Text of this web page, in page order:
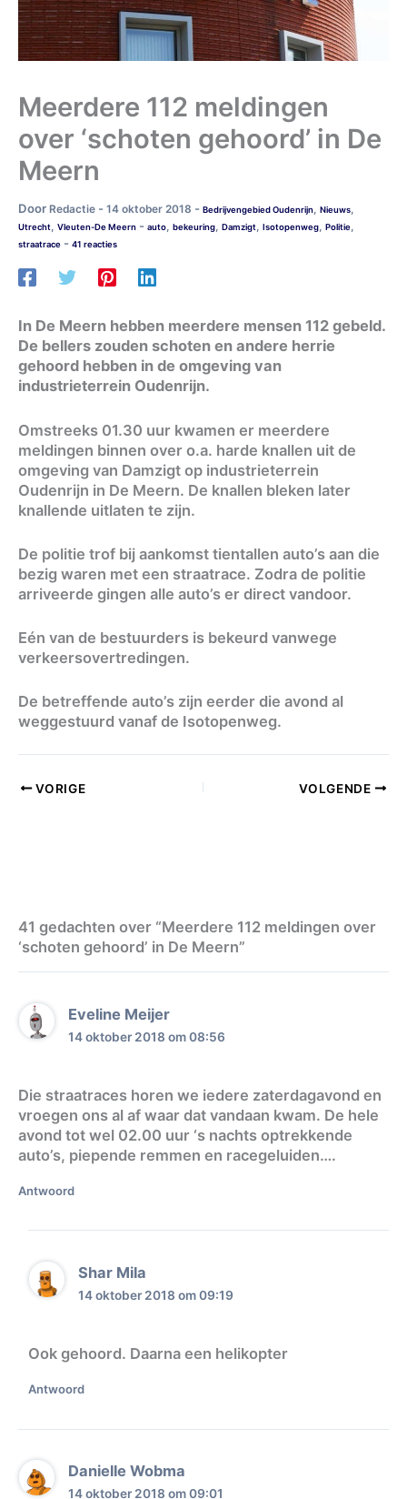
Meerdere 112 meldingen
over ‘schoten gehoord’ in De
Meern
Door Redactie - 14 oktober 2018 - Bedrijvengebied Oudenrijn, Nieuws,
Utrecht, Vleuten-De Meern - auto, bekeuring, Damzigt, Isotopenweg, Politie,
straatrace - 41 reacties
In De Meern hebben meerdere mensen 112 gebeld.
De bellers zouden schoten en andere herrie
gehoord hebben in de omgeving van
industrieterrein Oudenrijn.
Omstreeks 01.30 uur kwamen er meerdere
meldingen binnen over o.a. harde knallen uit de
omgeving van Damzigt op industrieterrein
Oudenrijn in De Meern. De knallen bleken later
knallende uitlaten te zijn.
De politie trof bij aankomst tientallen auto’s aan die
bezig waren met een straatrace. Zodra de politie
arriveerde gingen alle auto’s er direct vandoor.
Eén van de bestuurders is bekeurd vanwege
verkeersovertredingen.
De betreffende auto’s zijn eerder die avond al
weggestuurd vanaf de Isotopenweg.
VORIGE VOLGENDE
41 gedachten over “Meerdere 112 meldingen over
‘schoten gehoord’ in De Meern”
Eveline Meijer
14 oktober 2018 om 08:56
Die straatraces horen we iedere zaterdagavond en
vroegen ons al af waar dat vandaan kwam. De hele
avond tot wel 02.00 uur ‘s nachts optrekkende
auto’s, piepende remmen en racegeluiden….
Antwoord
Shar Mila
14 oktober 2018 om 09:19
Ook gehoord. Daarna een helikopter
Antwoord
Danielle Wobma
14 oktober 2018 om 09:01